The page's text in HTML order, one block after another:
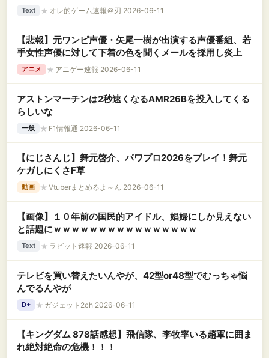
Text ★ オレ的ゲーム速報＠刃 2026-06-11
【悲報】元ワンピ声優・矢尾一樹が出演する声優番組、若
手女性声優に対して下着の色を聞くメールを採用し炎上
アニメ ★ アニゲー速報 2026-06-11
アストンマーチンは2秒速くなるAMR26Bを投入してくる
らしいな
一般 ★ F1情報通 2026-06-11
【にじさんじ】舞元啓介、パワプロ2026をプレイ！舞元
ケガしにくさF草
動画 ★ Vtuberまとめるよ～ん 2026-06-11
【画像】１０年前の国民的アイドル、娼婦にしか見えない
と話題にｗｗｗｗｗｗｗｗｗｗｗｗｗｗｗｗ
Text ★ ラビット速報 2026-06-11
テレビを買い替えたいんやが、42型or48型でむっちゃ悩
んでるんやが
D+ ★ ガジェット2ch 2026-06-11
【キングダム 878話感想】飛信隊、李牧率いる趙軍に囲ま
れ絶対絶命の危機！！！